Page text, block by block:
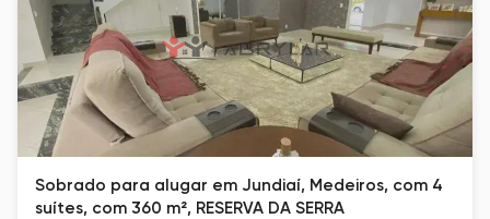
Sobrado para alugar em Jundiaí, Medeiros, com 4
suítes, com 360 m², RESERVA DA SERRA